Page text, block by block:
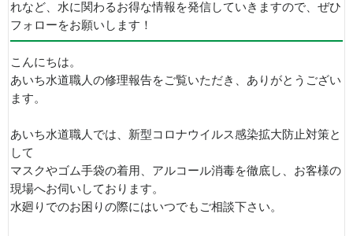
れなど、水に関わるお得な情報を発信していきますので、ぜひ
フォローをお願いします！
こんにちは。
あいち水道職人の修理報告をご覧いただき、ありがとうござい
ます。
あいち水道職人では、新型コロナウイルス感染拡大防止対策と
して
マスクやゴム手袋の着用、アルコール消毒を徹底し、お客様の
現場へお伺いしております。
水廻りでのお困りの際にはいつでもご相談下さい。